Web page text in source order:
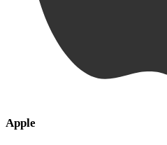
Apple